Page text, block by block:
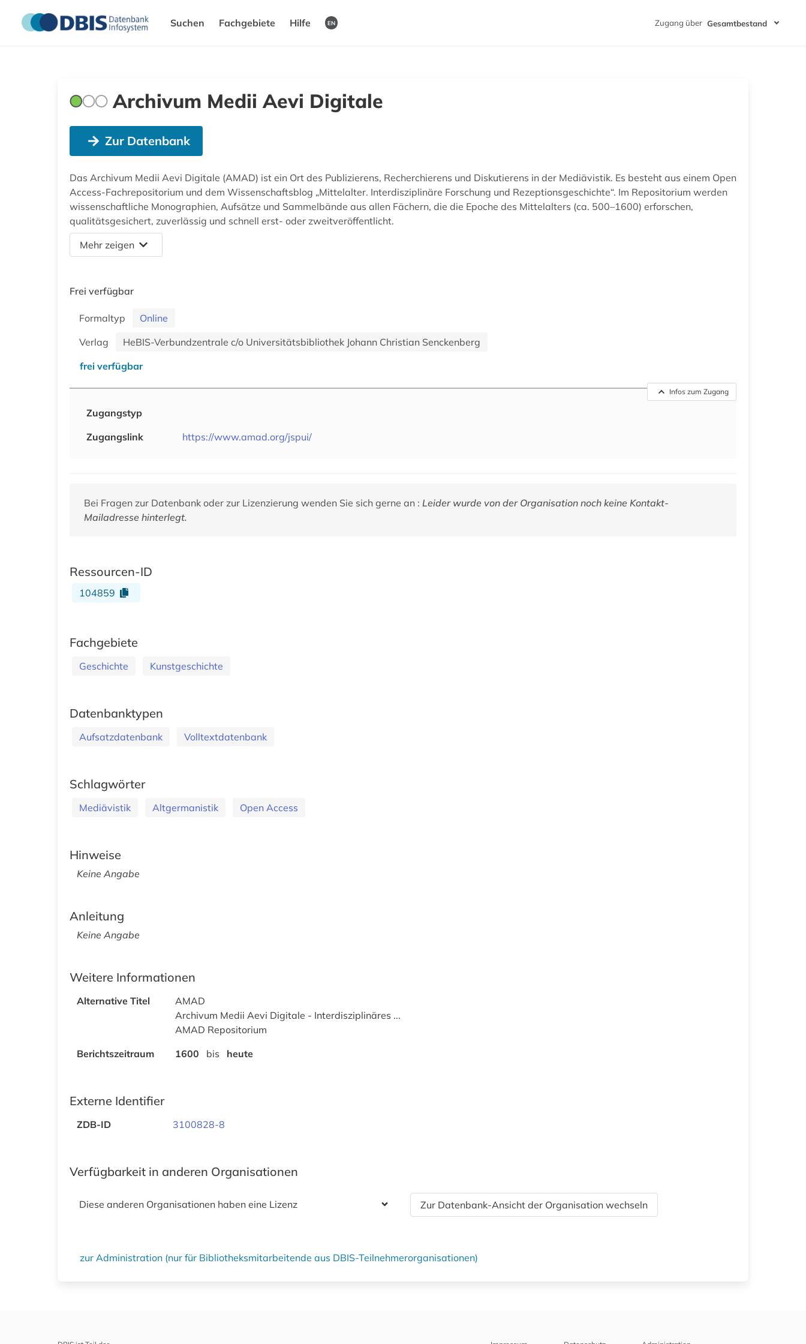
Suchen Fachgebiete Hilfe EN Zugang über Gesamtbestand
Archivum Medii Aevi Digitale
Zur Datenbank
Das Archivum Medii Aevi Digitale (AMAD) ist ein Ort des Publizierens, Recherchierens und Diskutierens in der Mediävistik. Es besteht aus einem Open
Access-Fachrepositorium und dem Wissenschaftsblog „Mittelalter. Interdisziplinäre Forschung und Rezeptionsgeschichte“. Im Repositorium werden
wissenschaftliche Monographien, Aufsätze und Sammelbände aus allen Fächern, die die Epoche des Mittelalters (ca. 500–1600) erforschen,
qualitätsgesichert, zuverlässig und schnell erst- oder zweitveröffentlicht.
Mehr zeigen
Frei verfügbar
Formaltyp
Online
Verlag
HeBIS-Verbundzentrale c/o Universitätsbibliothek Johann Christian Senckenberg
frei verfügbar
Infos zum Zugang
Zugangstyp
Zugangslink
https://www.amad.org/jspui/
Bei Fragen zur Datenbank oder zur Lizenzierung wenden Sie sich gerne an : Leider wurde von der Organisation noch keine Kontakt-
Mailadresse hinterlegt.
Ressourcen-ID
104859
Fachgebiete
Geschichte Kunstgeschichte
Datenbanktypen
Aufsatzdatenbank Volltextdatenbank
Schlagwörter
Mediävistik Altgermanistik Open Access
Hinweise
Keine Angabe
Anleitung
Keine Angabe
Weitere Informationen
Alternative Titel
AMAD
Archivum Medii Aevi Digitale - Interdisziplinäres ...
AMAD Repositorium
Berichtszeitraum
1600 bis heute
Externe Identifier
ZDB-ID 3100828-8
Verfügbarkeit in anderen Organisationen
Diese anderen Organisationen haben eine Lizenz Zur Datenbank-Ansicht der Organisation wechseln
zur Administration (nur für Bibliotheksmitarbeitende aus DBIS-Teilnehmerorganisationen)